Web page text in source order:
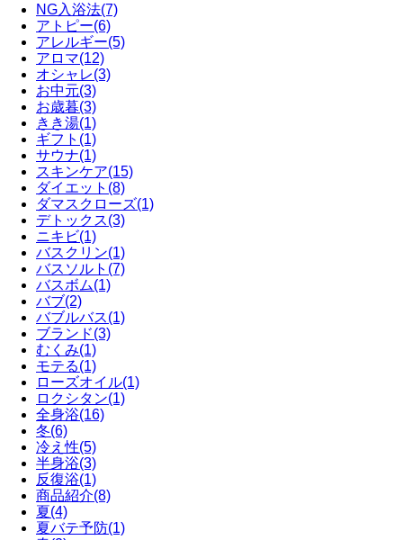
NG入浴法(7)
アトピー(6)
アレルギー(5)
アロマ(12)
オシャレ(3)
お中元(3)
お歳暮(3)
きき湯(1)
ギフト (1)
サウナ(1)
スキンケア(15)
ダイエット (8)
ダマスクローズ(1)
デトックス(3)
ニキビ(1)
バスクリン(1)
バスソルト (7)
バスボム(1)
バブ(2)
バブルバス(1)
ブランド(3)
むくみ(1)
モテる(1)
ローズオイル(1)
ロクシタン(1)
全身浴(16)
冬(6)
冷え性(5)
半身浴(3)
反復浴(1)
商品紹介(8)
夏(4)
夏バテ予防(1)